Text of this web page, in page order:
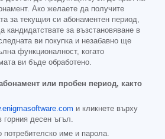
Ако желаете да получите
за текущия си абонаментен период,
кандидатствате за възстановяване в
ви покупка и незабавно ще
функционалност, когато
ви бъде обработено.
или пробен период, както
и кликнете върху
горния десен ъгъл.
потребителско име и парола.